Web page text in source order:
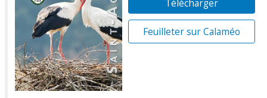
Télécharger
Feuilleter sur Calaméo